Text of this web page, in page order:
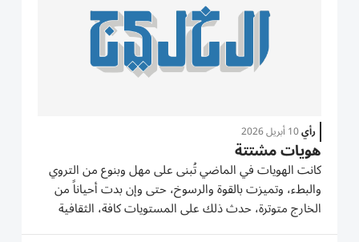
رأي10 أبريل 2026
هويات مشتتة
كانت الهويات في الماضي تُبنى على مهل وبنوع من التروي
والبطء، وتميزت بالقوة والرسوخ، حتى وإن بدت أحياناً من
الخارج متوترة، حدث ذلك على المستويات كافة، الثقافية
والاجتماعية وحتى الفردية. لم يعرف العرب في بداية العصر